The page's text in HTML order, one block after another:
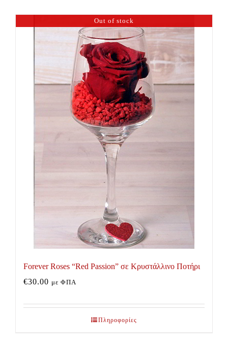
Out of stock
Forever Roses “Red Passion” σε Κρυστάλλινο Ποτήρι
€30.00 με ΦΠΑ
Πληροφορίες